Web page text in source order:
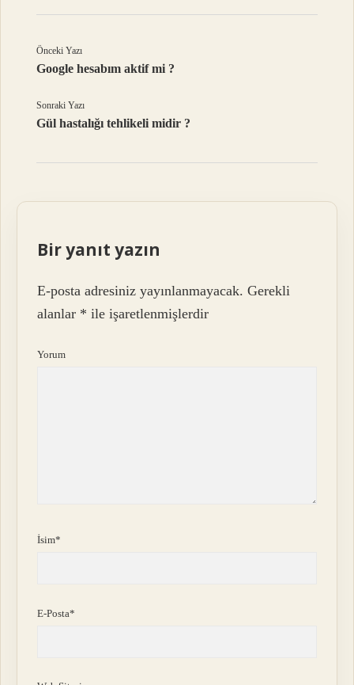
Önceki Yazı
Google hesabım aktif mi ?
Sonraki Yazı
Gül hastalığı tehlikeli midir ?
Bir yanıt yazın
E-posta adresiniz yayınlanmayacak. Gerekli
alanlar * ile işaretlenmişlerdir
Yorum
İsim*
E-Posta*